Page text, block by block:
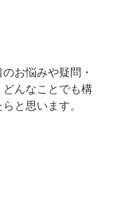
お悩みや疑問・
んなことでも構
と思います。